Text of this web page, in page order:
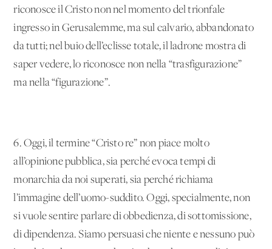
riconosce il Cristo non nel momento del trionfale
ingresso in Gerusalemme, ma sul calvario, abbandonato
da tutti; nel buio dell’eclisse totale, il ladrone mostra di
saper vedere, lo riconosce non nella “trasfigurazione”
ma nella “figurazione”.
6. Oggi, il termine “Cristo re” non piace molto
all’opinione pubblica, sia perché evoca tempi di
monarchia da noi superati, sia perché richiama
l’immagine dell’uomo-suddito. Oggi, specialmente, non
si vuole sentire parlare di obbedienza, di sottomissione,
di dipendenza. Siamo persuasi che niente e nessuno può